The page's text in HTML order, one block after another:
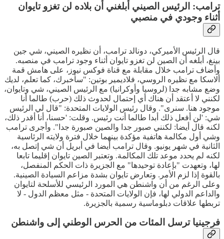
ترامب: الرئيس الصيني أبلغني أن بلاده لن تغزو تايوان
أثناء وجودي في منصبي
قال الرئيس الأميركي، دونالد ترامب، أن نظيره الصيني، شي جين
بينغ، أبلغه أن الصين لن تغزو تايوان أثناء وجود ترامب في منصبه.
وأضاف ترامب خلال مقابلة مع قناة فوكس نيوز، على هامش قمة
ألاسكا مع نظيره الروسي، فلاديمير بوتين: "سأخبرك، كما تعلم، لديك
وضع مشابه جدا (لروسيا وأوكرانيا) مع الرئيس الصيني، شي وتايوان،
لكنني لا أعتقد أن هناك أي إحتمال لحدوث ذلك (حرب) طالما أنا
موجود هنا. سنرى". وقال رئيس الولايات المتحدة: "قال لي الرئيس
شي: 'لن أفعل ذلك أبدا طالما أنت رئيس. وقلت: 'حسنا، أنا أقدر ذلك،
لكنه قال أيضا: لكنني صبور جدا والصين صبورة جدا". وأجرى ترامب
وشي أول مكالمة هاتفية مؤكدة بينهما خلال فترة ولايته الرئاسية
الثانية في شهر يونيو. وقال ترامب أيضا في أبريل أن شي إتصل به،
لكنه لم يحدد موعد تلك المكالمة. وتعتبر الصين تايوان إقليما تابعا
لها، وتعهدت "بإعادة توحيدها" مع الجزيرة ذات الحكم المنفصل،
بالقوة إذا لزم الأمر. وتعارض تايوان بشدة مزاعم السيادة الصينية.
وعلى الرغم من أن واشنطن هي المورد الرئيسي للأسلحة لتايوان
والداعم الدولي لها، فإن الولايات المتحدة - مثل معظم الدول - لا
تربطها علاقات دبلوماسية رسمية بالجزيرة.
فرجينيا ترسل المئات من الحرس الوطني إلى واشنطن